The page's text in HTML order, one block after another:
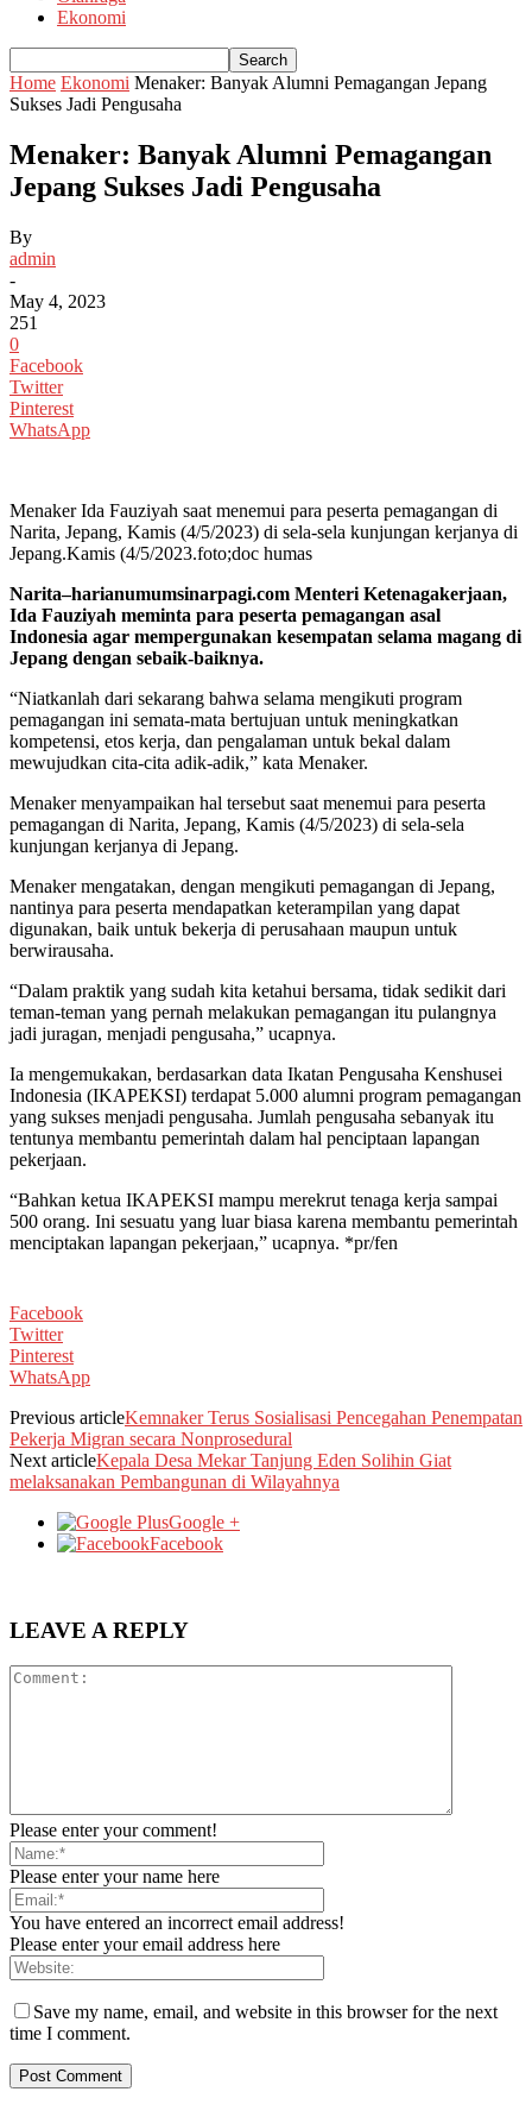
Ekonomi
Home Ekonomi Menaker: Banyak Alumni Pemagangan Jepang
Sukses Jadi Pengusaha
Menaker: Banyak Alumni Pemagangan
Jepang Sukses Jadi Pengusaha
By
admin
-
May 4, 2023
251
0
Facebook
Twitter
Pinterest
WhatsApp
Menaker Ida Fauziyah saat menemui para peserta pemagangan di
Narita, Jepang, Kamis (4/5/2023) di sela-sela kunjungan kerjanya di
Jepang.Kamis (4/5/2023.foto;doc humas
Narita–harianumumsinarpagi.com Menteri Ketenagakerjaan,
Ida Fauziyah meminta para peserta pemagangan asal
Indonesia agar mempergunakan kesempatan selama magang di
Jepang dengan sebaik-baiknya.
“Niatkanlah dari sekarang bahwa selama mengikuti program
pemagangan ini semata-mata bertujuan untuk meningkatkan
kompetensi, etos kerja, dan pengalaman untuk bekal dalam
mewujudkan cita-cita adik-adik,” kata Menaker.
Menaker menyampaikan hal tersebut saat menemui para peserta
pemagangan di Narita, Jepang, Kamis (4/5/2023) di sela-sela
kunjungan kerjanya di Jepang.
Menaker mengatakan, dengan mengikuti pemagangan di Jepang,
nantinya para peserta mendapatkan keterampilan yang dapat
digunakan, baik untuk bekerja di perusahaan maupun untuk
berwirausaha.
“Dalam praktik yang sudah kita ketahui bersama, tidak sedikit dari
teman-teman yang pernah melakukan pemagangan itu pulangnya
jadi juragan, menjadi pengusaha,” ucapnya.
Ia mengemukakan, berdasarkan data Ikatan Pengusaha Kenshusei
Indonesia (IKAPEKSI) terdapat 5.000 alumni program pemagangan
yang sukses menjadi pengusaha. Jumlah pengusaha sebanyak itu
tentunya membantu pemerintah dalam hal penciptaan lapangan
pekerjaan.
“Bahkan ketua IKAPEKSI mampu merekrut tenaga kerja sampai
500 orang. Ini sesuatu yang luar biasa karena membantu pemerintah
menciptakan lapangan pekerjaan,” ucapnya. *pr/fen
Facebook
Twitter
Pinterest
WhatsApp
Previous articleKemnaker Terus Sosialisasi Pencegahan Penempatan
Pekerja Migran secara Nonprosedural
Next articleKepala Desa Mekar Tanjung Eden Solihin Giat
melaksanakan Pembangunan di Wilayahnya
Google +
Facebook
LEAVE A REPLY
Please enter your comment!
Please enter your name here
You have entered an incorrect email address!
Please enter your email address here
Save my name, email, and website in this browser for the next
time I comment.